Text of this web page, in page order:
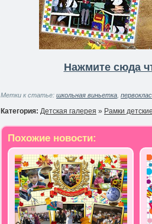
Нажмите сюда
Метки к статье: школьная виньетка
Категория: Детская галерея » Рамки детские
Похожие новости: